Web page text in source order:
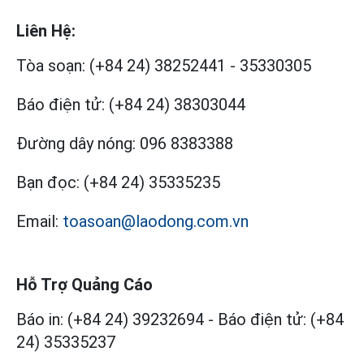
Liên Hệ:
Tòa soạn: (+84 24) 38252441 - 35330305
Báo điện tử: (+84 24) 38303044
Đường dây nóng: 096 8383388
Bạn đọc: (+84 24) 35335235
Email: toasoan@laodong.com.vn
Hỗ Trợ Quảng Cáo
Báo in: (+84 24) 39232694 - Báo điện tử: (+84
24) 35335237